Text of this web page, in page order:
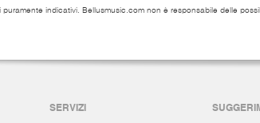
puramente indicativi. Bellusmusic.com non è responsabile delle
SERVIZI